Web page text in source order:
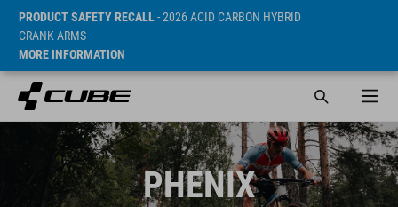
PRODUCT SAFETY RECALL- 2026 ACID CARBON HYBRID
CRANK ARMS
MORE INFORMATION
PHENIX